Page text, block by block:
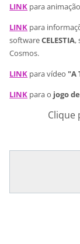
LINK para
LINK para
softwareCELESTIA,
Cosmos.
LINK para vídeo "A
LINK para o jogo
Clique